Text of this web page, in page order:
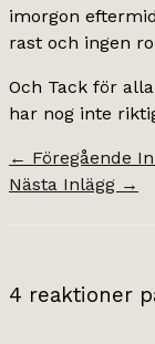
imorgon
rast och ingen
Och Tack för
har nog inte
← Föregående
Nästa Inlägg →
4 reaktioner